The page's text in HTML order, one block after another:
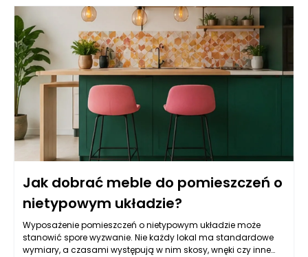
materiał, ergonomia oraz przechowywanie. Warto pamiętać,
że nawet najładniejsze meble mogą wpływać negatywnie na
organizację wnętrza, jeśli nie będą dobrze dopasowane do
przestrzeni lub potrzeb użytkowników. W tym kontekście istotne
jest unikanie błędów, które mogą przyczynić się do wizualnego
i funkcjonalnego zamieszania w naszych czterech kątach.
Jak dobrać meble do pomieszczeń o
nietypowym układzie?
Wyposażenie pomieszczeń o nietypowym układzie może
stanowić spore wyzwanie. Nie każdy lokal ma standardowe
wymiary, a czasami występują w nim skosy, wnęki czy inne